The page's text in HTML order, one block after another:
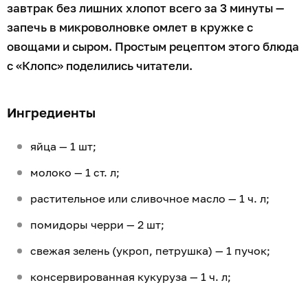
завтрак без лишних хлопот всего за 3 минуты —
запечь в микроволновке омлет в кружке с
овощами и сыром. Простым рецептом этого блюда
с «Клопс» поделились читатели.
Ингредиенты
яйца — 1 шт;
молоко — 1 ст. л;
растительное или сливочное масло — 1 ч. л;
помидоры черри — 2 шт;
свежая зелень (укроп, петрушка) — 1 пучок;
консервированная кукуруза — 1 ч. л;